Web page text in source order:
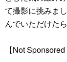
て撮影に挑みま
んでいただけた
【Not Sponsored